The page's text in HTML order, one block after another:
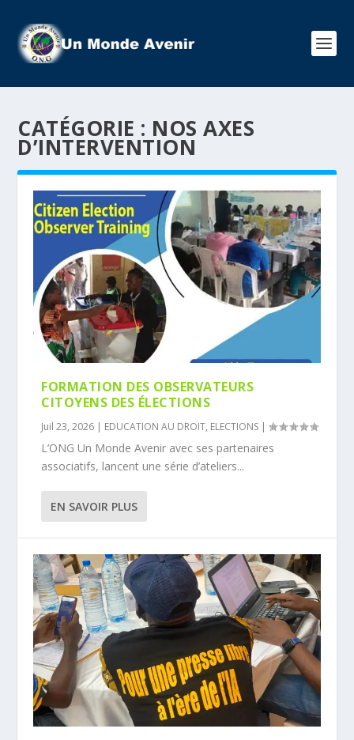
CATÉGORIE : NOS AXES
D’INTERVENTION
FORMATION DES OBSERVATEURS
CITOYENS DES ÉLECTIONS
Juil 23, 2026 | EDUCATION AU DROIT, ELECTIONS |
L’ONG Un Monde Avenir avec ses partenaires
associatifs, lancent une série d’ateliers...
EN SAVOIR PLUS